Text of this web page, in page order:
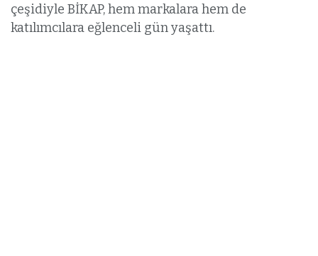
çeşidiyle BİKAP, hem markalara hem de
katılımcılara eğlenceli gün yaşattı.